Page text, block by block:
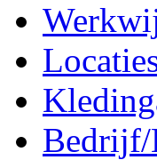
Bedrijf/